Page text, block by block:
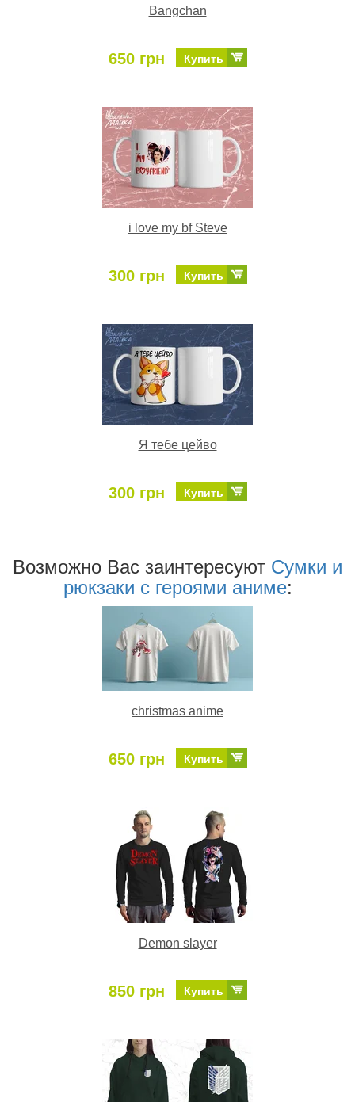
Bangchan
650 грн Купить
i love my bf Steve
300 грн Купить
Я тебе цейво
300 грн Купить
Возможно Ваc заинтересуют Сумки и
рюкзаки с героями аниме:
christmas anime
650 грн Купить
Demon slayer
850 грн Купить